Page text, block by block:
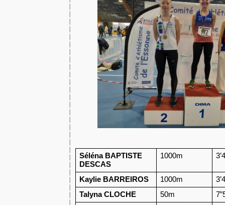
Séléna BAPTISTE
DESCAS
1000m
Kaylie BARREIROS 1000m
Talyna CLOCHE
50m